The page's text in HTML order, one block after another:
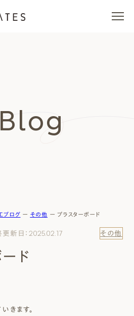
40-6613
料]
ブログ ー その他 ー プラスターボード
新日：2025.02.17 その他
ド
きます。